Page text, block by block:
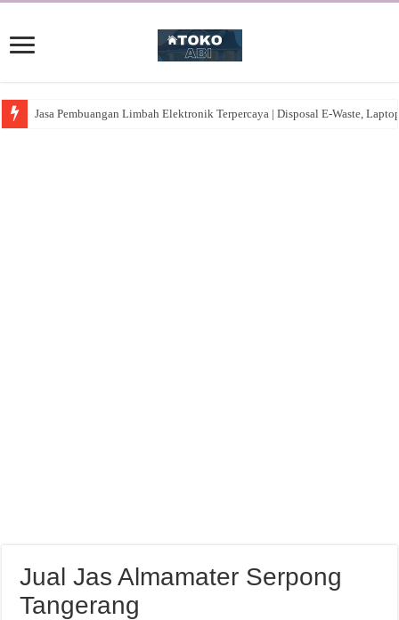
Jasa Pembuangan Limbah Elektronik Terpercaya | Disposal E-Waste,
Jual Jas Almamater Serpong
Tangerang